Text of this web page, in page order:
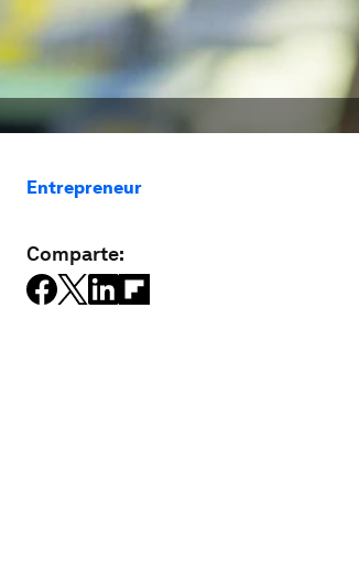
Entrepreneur
Comparte: